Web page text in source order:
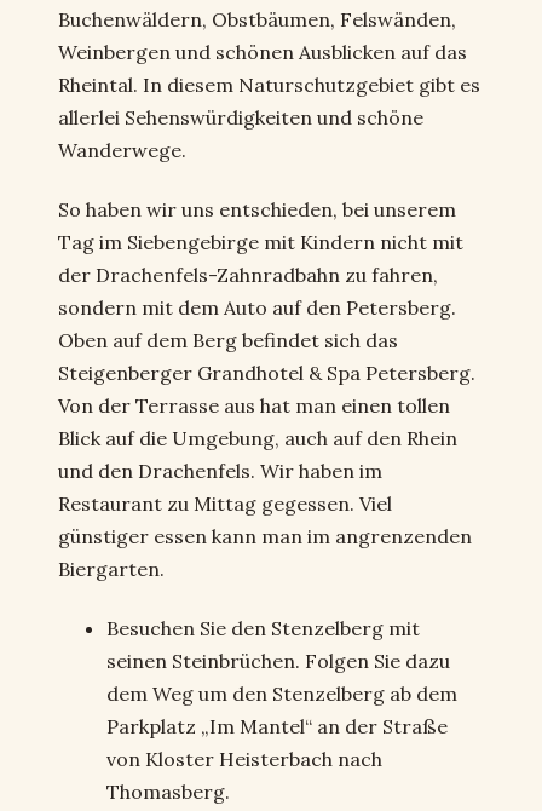
Buchenwäldern, Obstbäumen, Felswänden,
Weinbergen und schönen Ausblicken auf das
Rheintal. In diesem Naturschutzgebiet gibt es
allerlei Sehenswürdigkeiten und schöne
Wanderwege.
So haben wir uns entschieden, bei unserem
Tag im Siebengebirge mit Kindern nicht mit
der Drachenfels-Zahnradbahn zu fahren,
sondern mit dem Auto auf den Petersberg.
Oben auf dem Berg befindet sich das
Steigenberger Grandhotel & Spa Petersberg.
Von der Terrasse aus hat man einen tollen
Blick auf die Umgebung, auch auf den Rhein
und den Drachenfels. Wir haben im
Restaurant zu Mittag gegessen. Viel
günstiger essen kann man im angrenzenden
Biergarten.
Besuchen Sie den Stenzelberg mit
seinen Steinbrüchen. Folgen Sie dazu
dem Weg um den Stenzelberg ab dem
Parkplatz „Im Mantel“ an der Straße
von Kloster Heisterbach nach
Thomasberg.